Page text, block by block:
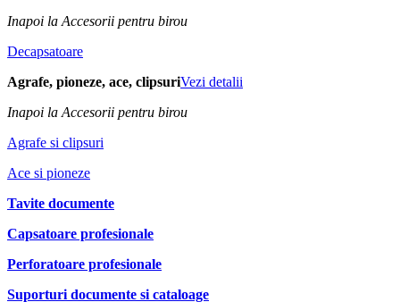
Inapoi la Accesorii pentru birou
Decapsatoare
Agrafe, pioneze, ace, clipsuriVezi detalii
Inapoi la Accesorii pentru birou
Agrafe si clipsuri
Ace si pioneze
Tavite documente
Capsatoare profesionale
Perforatoare profesionale
Suporturi documente si cataloage